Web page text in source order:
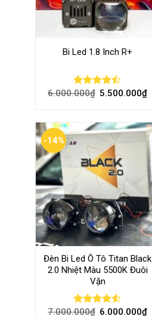
Bi Led 1.8 Inch R+
Rated
6.000.000₫ 5.500.000₫
-14%
Đèn Bi Led Ô Tô Titan Black
2.0 Nhiệt Màu 5500K Đuôi
Vặn
Rated
7.000.000₫ 6.000.000₫